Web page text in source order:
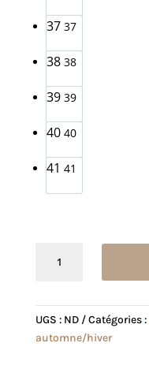
37 37
38 38
39 39
40 40
41 41
Olivia
argentée
UGS : ND Catégories :
automne/hiver